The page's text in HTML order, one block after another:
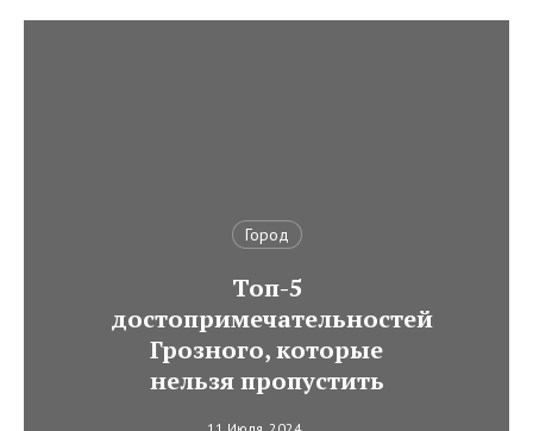
Город
Топ-5
достопримечательностей
Грозного, которые
нельзя пропустить